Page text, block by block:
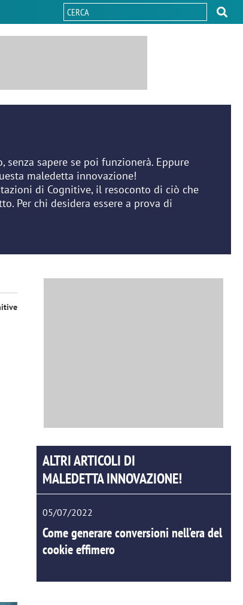
senza sapere se poi funzionerà. Eppure
maledetta innovazione!
di Cognitive, il resoconto di ciò che
Per chi desidera essere a prova di
ALTRI ARTICOLI DI
MALEDETTA INNOVAZIONE!
05/07/2022
Come generare conversioni nell’era del
cookie effimero